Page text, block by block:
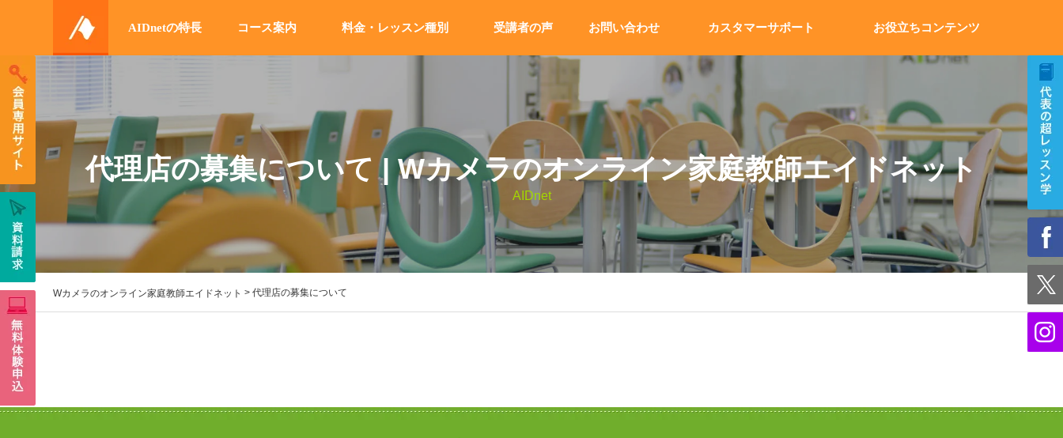
AIDnetの特長 コース案内 料金・レッスン種別 受講者の声 お問い合わせ カスタマーサポート お役立ちコンテンツ
代理店の募集について | Wカメラのオンライン家庭教師エイドネット
AIDnet
Wカメラのオンライン家庭教師エイドネット >代理店の募集について